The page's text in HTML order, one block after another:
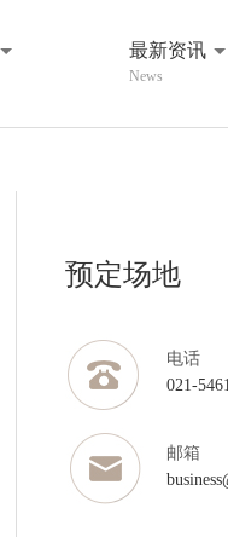
最新资讯
News
预定场地
电话
021-
邮箱